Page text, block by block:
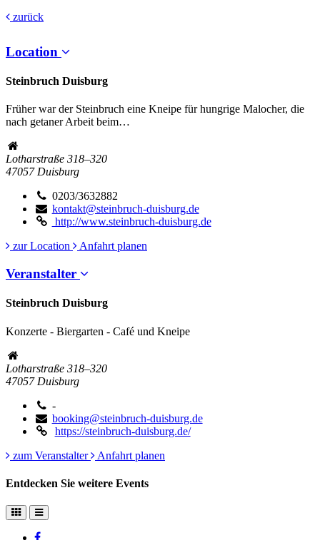
zurück
Location
Steinbruch Duisburg
Früher war der Steinbruch eine Kneipe für hungrige Malocher, die
nach getaner Arbeit beim…
Lotharstraße 318–320
47057 Duisburg
0203/3632882
kontakt@steinbruch-duisburg.de
http://www.steinbruch-duisburg.de
zur Location
Anfahrt planen
Veranstalter
Steinbruch Duisburg
Konzerte - Biergarten - Café und Kneipe
Lotharstraße 318–320
47057 Duisburg
-
booking@steinbruch-duisburg.de
https://steinbruch-duisburg.de/
zum Veranstalter
Anfahrt planen
Entdecken Sie weitere Events